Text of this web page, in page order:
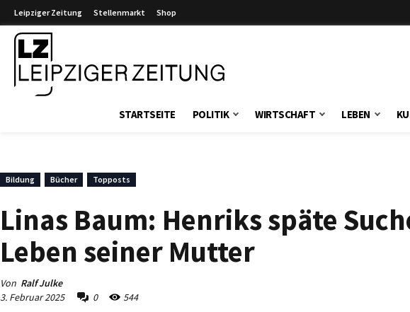
Leipziger Zeitung Stellenmarkt Shop
STARTSEITE POLITIK WIRTSCHAFT LEBEN
Bildung Bücher Topposts
Linas Baum: Henriks späte
Leben seiner Mutter
Von Ralf Julke
3. Februar 2025
0 544